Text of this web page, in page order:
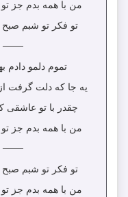
من با همه بدم جز
تو فکر تو شبم
تموم دلمو
یه جا که دلت گرفت
چقدر با تو عاشقی
من با همه بدم جز
تو فکر تو شبم
من با همه بدم جز